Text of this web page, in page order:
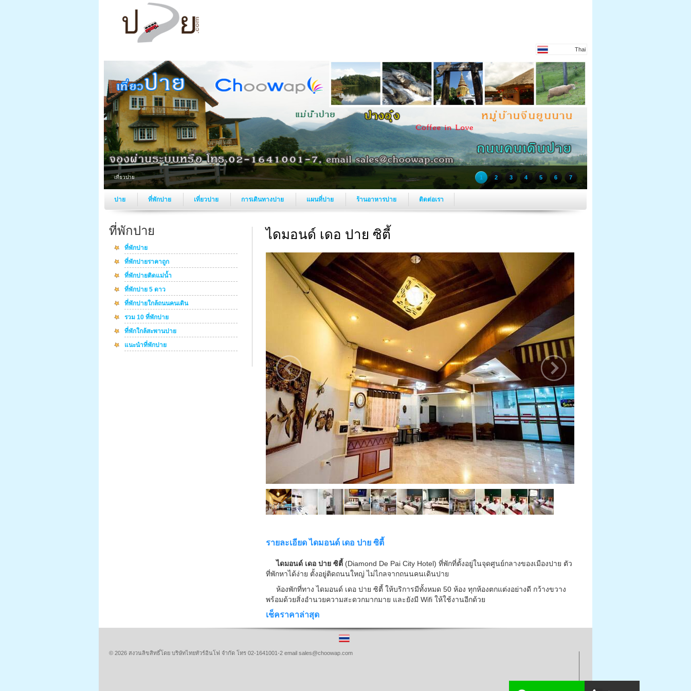
Thai
เที่ยวปาย 1 2 3 4 5 6 7
ปาย ที่พักปาย เที่ยวปาย การเดินทางปาย แผนที่ปาย ร้านอาหารปาย ติดต่อเรา
ที่พักปาย
ที่พักปาย
ที่พักปายราคาถูก
ที่พักปายติดแม่น้ำ
ที่พักปาย 5 ดาว
ที่พักปายใกล้ถนนคนเดิน
รวม 10 ที่พักปาย
ที่พักใกล้สะพานปาย
แนะนำที่พักปาย
ไดมอนด์ เดอ ปาย ซิตี้
รายละเอียด ไดมอนด์ เดอ ปาย ซิตี้
ไดมอนด์ เดอ ปาย ซิตี้ (Diamond De Pai City Hotel) ที่พักที่ตั้งอยู่ในจุดศูนย์กลางของเมืองปาย ตัว
ที่พักหาได้ง่าย ตั้งอยู่ติดถนนใหญ่ ไม่ไกลจากถนนคนเดินปาย
ห้องพักที่ทาง ไดมอนด์ เดอ ปาย ซิตี้ ให้บริการมีทั้งหมด 50 ห้อง ทุกห้องตกแต่งอย่างดี กว้างขวาง
พร้อมด้วยสิ่งอำนวยความสะดวกมากมาย และยังมี Wifi ให้ใช้งานอีกด้วย
เช็คราคาล่าสุด
© 2026 สงวนลิขสิทธิ์โดย บริษัทไทยทัวร์อินโฟ จำกัด โทร 02-1641001-2 email sales@choowap.com